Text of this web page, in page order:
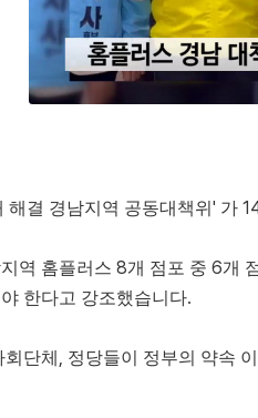
해결 경남지역 공동대책위' 가
지역 홈플러스 8개 점포 중 6개
야 한다고 강조했습니다.
회단체, 정당들이 정부의 약속